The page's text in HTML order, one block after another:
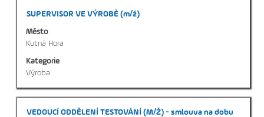
Titul
SUPERVISOR VE VÝROBĚ (m/ž)
Město
Kutná Hora
Kategorie
Výroba
Vyberte
mezerníkem
zobrazení
informací
o
profesi.
Titul
VEDOUCÍ ODDĚLENÍ TESTOVÁNÍ (M/Ž) - smlouva na dobu
Vyberte